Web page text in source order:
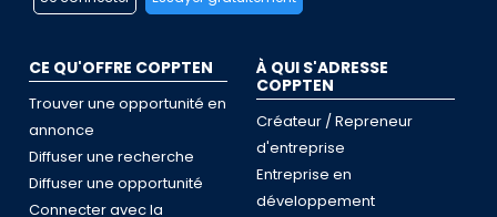
CE QU'OFFRE COPPTEN
Trouver une opportunité en
annonce
Diffuser une recherche
Diffuser une opportunité
Connecter avec la
À QUI S'ADRESSE
COPPTEN
Créateur / Repreneur
d'entreprise
Entreprise en
développement